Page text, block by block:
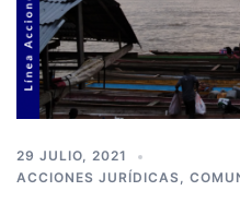
29 JULIO, 2021
ACCIONES JURÍDICAS,